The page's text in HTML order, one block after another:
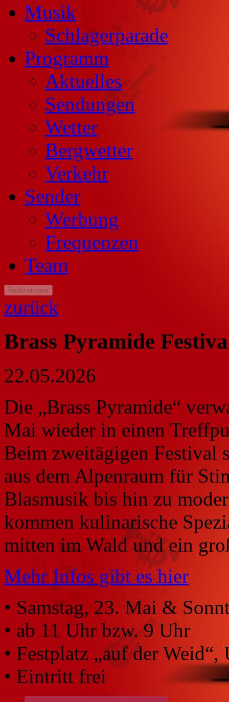
Musik
Schlagerparade
Programm
Aktuelles
Sendungen
Wetter
Bergwetter
Verkehr
Sender
Werbung
Frequenzen
Team
Radio ein/aus
zurück
Brass Pyramide
22.05.2026
Die „Brass Pyramide“
Mai wieder in einen
Beim zweitägigen Festival
aus dem Alpenraum für
Blasmusik bis hin zu
kommen kulinarische
mitten im Wald und ein
Mehr Infos gibt es hier
• Samstag, 23. Mai &
• ab 11 Uhr bzw. 9 Uhr
• Festplatz „auf der
• Eintritt frei